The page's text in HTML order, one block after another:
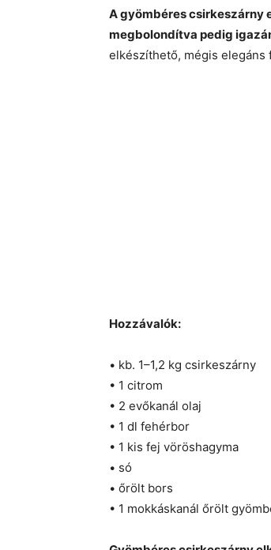
A gyömbéres csirkeszárny
megbolondítva pedig
elkészíthető, mégis elegáns
Hozzávalók:
• kb. 1–1,2 kg csirkeszárny
• 1 citrom
• 2 evőkanál olaj
• 1 dl fehérbor
• 1 kis fej vöröshagyma
• só
• őrölt bors
• 1 mokkáskanál őrölt